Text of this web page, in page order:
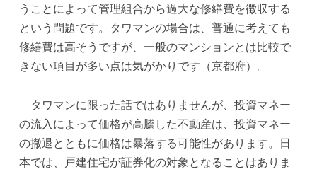
うことによって管理組合から過大な修繕費を徴収する
という問題です。タワマンの場合は、普通に考えても
修繕費は高そうですが、一般のマンションとは比較で
きない項目が多い点は気がかりです（京都府）。
タワマンに限った話ではありませんが、投資マネー
の流入によって価格が高騰した不動産は、投資マネー
の撤退とともに価格は暴落する可能性があります。日
本では、戸建住宅が証券化の対象となることはありま